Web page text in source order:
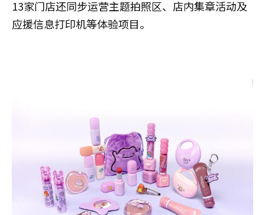
13家门店还同步运营主题拍照区、店内集章活动及
应援信息打印机等体验项目。